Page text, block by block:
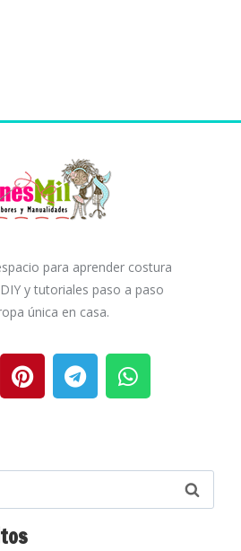
para aprender costura
y tutoriales paso a paso
única en casa.